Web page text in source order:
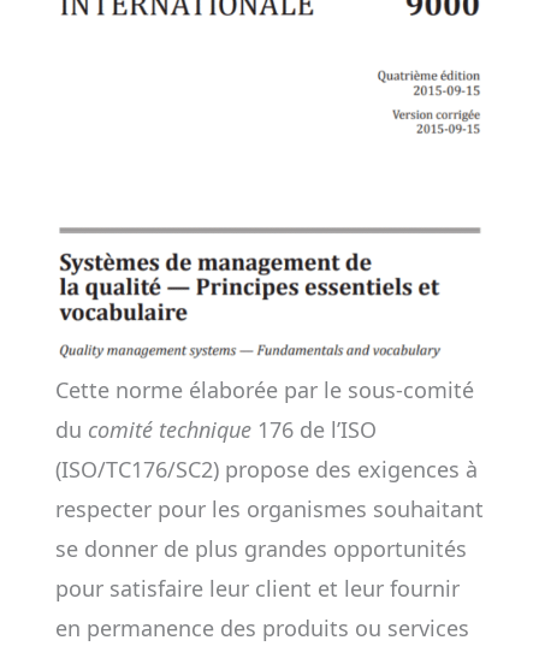
Cette norme élaborée par le sous-comité
du comité technique176 de l’ISO
(ISO/TC176/SC2) propose des exigences à
respecter pour les organismes souhaitant
se donner de plus grandes opportunités
pour satisfaire leur client et leur fournir
en permanence des produits ou services